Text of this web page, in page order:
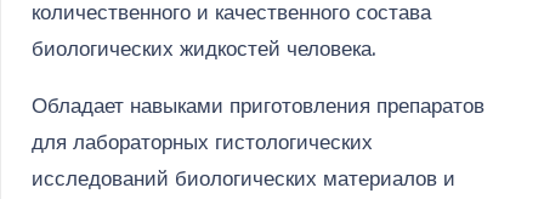
количественного и качественного состава
биологических жидкостей человека.
Обладает навыками приготовления препаратов
для лабораторных гистологических
исследований биологических материалов и